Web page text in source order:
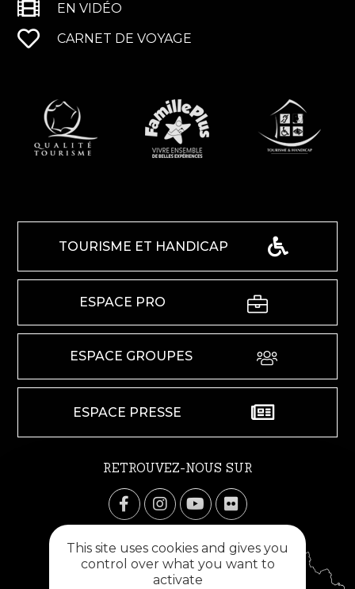
EN VIDÉO
CARNET DE VOYAGE
TOURISME ET HANDICAP
ESPACE PRO
ESPACE GROUPES
ESPACE PRESSE
RETROUVEZ-NOUS SUR
This site uses cookies and gives you
control over what you want to
activate